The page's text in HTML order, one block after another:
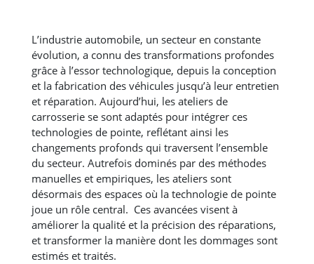
L’industrie automobile, un secteur en constante
évolution, a connu des transformations profondes
grâce à l’essor technologique, depuis la conception
et la fabrication des véhicules jusqu’à leur entretien
et réparation. Aujourd’hui, les ateliers de
carrosserie se sont adaptés pour intégrer ces
technologies de pointe, reflétant ainsi les
changements profonds qui traversent l’ensemble
du secteur. Autrefois dominés par des méthodes
manuelles et empiriques, les ateliers sont
désormais des espaces où la technologie de pointe
joue un rôle central. Ces avancées visent à
améliorer la qualité et la précision des réparations,
et transformer la manière dont les dommages sont
estimés et traités.